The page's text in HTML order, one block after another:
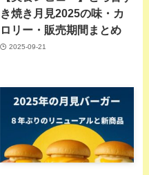
き焼き月見2025の味・カ
ロリー・販売期間まとめ
2025-09-21